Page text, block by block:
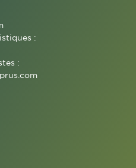
:
: